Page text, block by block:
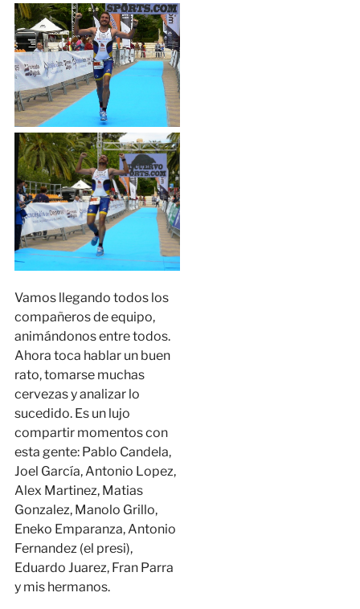
Vamos llegando todos los
compañeros de equipo,
animándonos entre todos.
Ahora toca hablar un buen
rato, tomarse muchas
cervezas y analizar lo
sucedido. Es un lujo
compartir momentos con
esta gente: Pablo Candela,
Joel García, Antonio Lopez,
Alex Martinez, Matias
Gonzalez, Manolo Grillo,
Eneko Emparanza, Antonio
Fernandez (el presi),
Eduardo Juarez, Fran Parra
y mis hermanos.